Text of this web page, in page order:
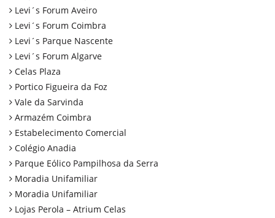
Levi´s Forum Aveiro
Levi´s Forum Coimbra
Levi´s Parque Nascente
Levi´s Forum Algarve
Celas Plaza
Portico Figueira da Foz
Vale da Sarvinda
Armazém Coimbra
Estabelecimento Comercial
Colégio Anadia
Parque Eólico Pampilhosa da Serra
Moradia Unifamiliar
Moradia Unifamiliar
Lojas Perola – Atrium Celas